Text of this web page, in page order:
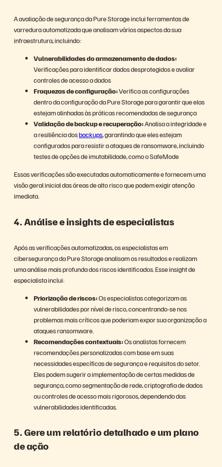
A avaliação de segurança da Pure Storage inclui ferramentas de
varredura automatizada que analisam vários aspectos da sua
infraestrutura, incluindo:
Vulnerabilidades do armazenamento de dados:
Verificações para identificar dados desprotegidos e avaliar
controles de acesso a dados
Fraquezas de configuração:Verifica as configurações
dentro da configuração da Pure Storage para garantir que elas
estejam alinhadas às práticas recomendadas de segurança
Validação de backup e recuperação:Analisa a integridade e
a resiliência dosbackups, garantindo que eles estejam
configurados para resistir a ataques de ransomware, incluindo
testes de opções de imutabilidade, como o SafeMode
Essas verificações são executadas automaticamente e fornecem uma
visão geral inicial das áreas de alto risco que podem exigir atenção
imediata.
4. Análise e insights de especialistas
Após as verificações automatizadas, os especialistas em
cibersegurança da Pure Storage analisam os resultados e realizam
uma análise mais profunda dos riscos identificados. Esse insight de
especialista inclui:
Priorização de riscos:Os especialistas categorizam as
vulnerabilidades por nível de risco, concentrando-se nos
problemas mais críticos que poderiam expor sua organização a
ataques ransomware.
Recomendações contextuais:Os analistas fornecem
recomendações personalizadas com base em suas
necessidades específicas de segurança e requisitos do setor.
Eles podem sugerir a implementação de certas medidas de
segurança, como segmentação de rede, criptografia de dados
ou controles de acesso mais rigorosos, dependendo das
vulnerabilidades identificadas.
5. Gere um relatório detalhado e um plano
de ação